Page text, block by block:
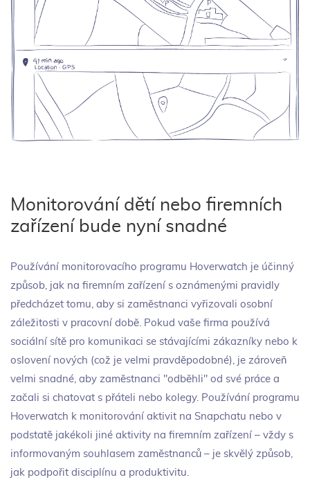
Monitorování dětí nebo firemních
zařízení bude nyní snadné
Používání monitorovacího programu Hoverwatch je účinný
způsob, jak na firemním zařízení s oznámenými pravidly
předcházet tomu, aby si zaměstnanci vyřizovali osobní
záležitosti v pracovní době. Pokud vaše firma používá
sociální sítě pro komunikaci se stávajícími zákazníky nebo k
oslovení nových (což je velmi pravděpodobné), je zároveň
velmi snadné, aby zaměstnanci "odběhli" od své práce a
začali si chatovat s přáteli nebo kolegy. Používání programu
Hoverwatch k monitorování aktivit na Snapchatu nebo v
podstatě jakékoli jiné aktivity na firemním zařízení – vždy s
informovaným souhlasem zaměstnanců – je skvělý způsob,
jak podpořit disciplínu a produktivitu.